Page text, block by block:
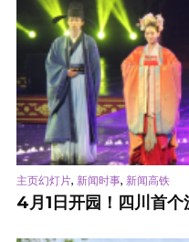
主页幻灯片, 新闻时事, 新闻高铁
4月1日开园！四川首